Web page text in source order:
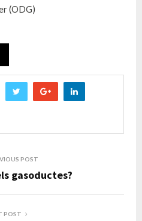
(ODG)
POST
gasoductes?
POST